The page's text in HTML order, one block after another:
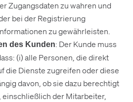
Zugangsdaten zu wahren und
bei der Registrierung
zu gewährleisten.
des Kunden: Der Kunde muss
(i) alle Personen, die direkt
die Dienste zugreifen oder diese
davon, ob sie dazu berechtigt
einschließlich der Mitarbeiter,